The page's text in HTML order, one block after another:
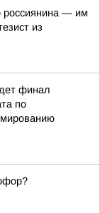
россиянина — им
из
финал
по